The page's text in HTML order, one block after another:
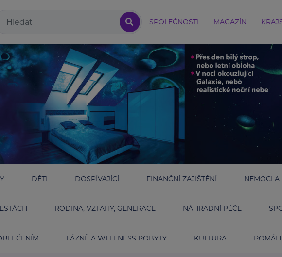
SPOLEČNOSTI MAGAZÍN
DĚTI DOSPÍVAJÍCÍ FINANČNÍ ZAJIŠTĚNÍ NEMOCI A
RODINA, VZTAHY, GENERACE NÁHRADNÍ PÉČE
LÁZNĚ A WELLNESS POBYTY KULTURA